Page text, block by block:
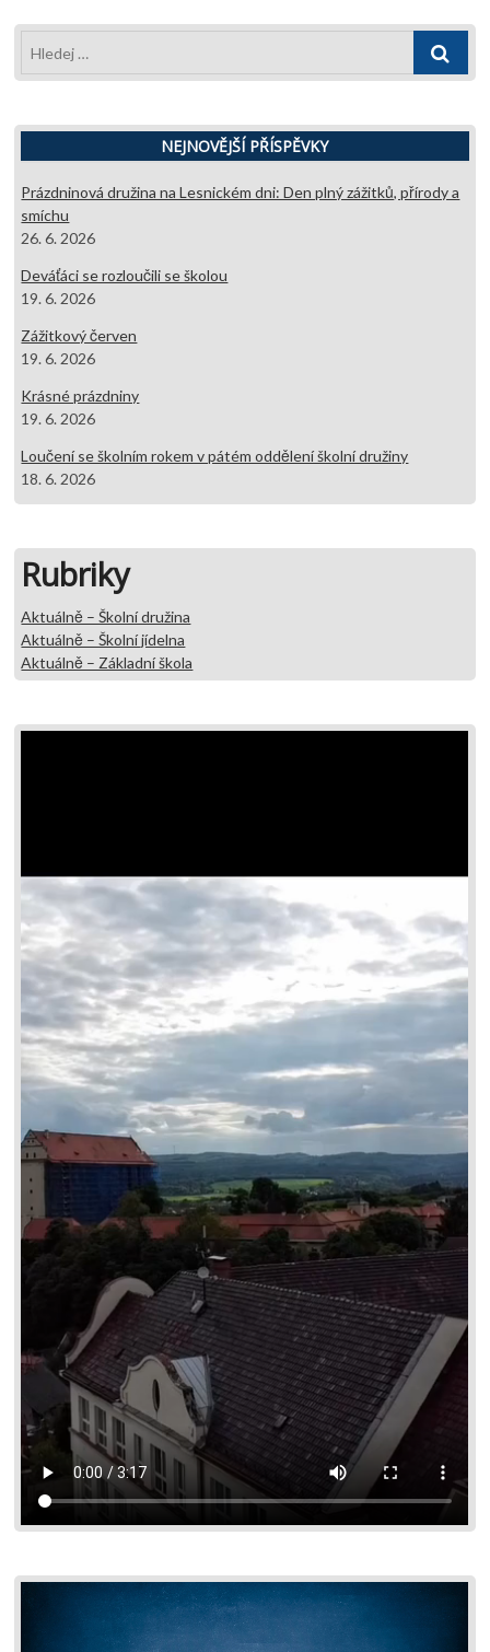
Hledej
NEJNOVĚJŠÍ PŘÍSPĚVKY
Prázdninová družina na Lesnickém dni: Den plný zážitků, přírody a
smíchu
26. 6. 2026
Deváťáci se rozloučili se školou
19. 6. 2026
Zážitkový červen
19. 6. 2026
Krásné prázdniny
19. 6. 2026
Loučení se školním rokem v pátém oddělení školní družiny
18. 6. 2026
Rubriky
Aktuálně – Školní družina
Aktuálně – Školní jídelna
Aktuálně – Základní škola